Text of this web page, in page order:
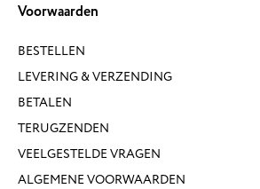
Voorwaarden
BESTELLEN
LEVERING & VERZENDING
BETALEN
TERUGZENDEN
VEELGESTELDE VRAGEN
ALGEMENE VOORWAARDEN